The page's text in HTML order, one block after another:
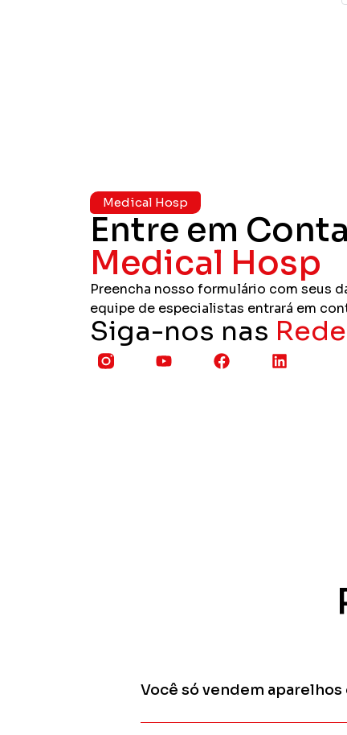
Medical Hosp
Entre em
Medical Hosp
Preencha nosso formulário com seus
equipe de especialistas entrará em
Siga-nos nas
Você só vendem